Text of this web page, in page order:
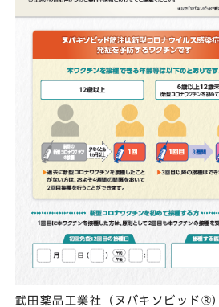
武田薬品工業社（ヌバキソビッド®）